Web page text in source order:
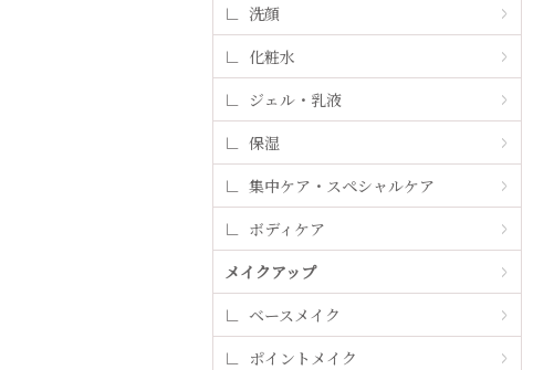
洗顔
化粧水
ジェル・乳液
保湿
集中ケア・スペシャルケア
ボディケア
メイクアップ
ベースメイク
ポイントメイク